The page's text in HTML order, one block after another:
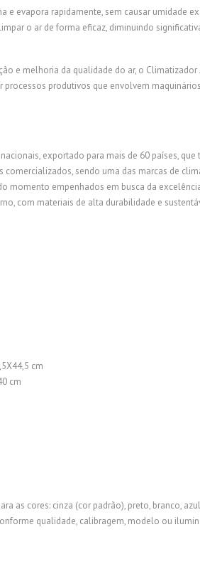
e evapora rapidamente, sem causar umidade
o ar de forma eficaz, diminuindo
e melhoria da qualidade do ar, o
produtivos que envolvem
exportado para mais de 60 países, que
sendo uma das marcas de
momento empenhados em busca da
com materiais de alta durabilidade e
cm
cm
as cores: cinza (cor padrão), preto, branco,
qualidade, calibragem, modelo ou